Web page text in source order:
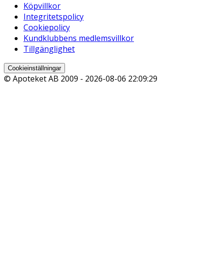
Köpvillkor
Integritetspolicy
Cookiepolicy
Kundklubbens medlemsvillkor
Tillgänglighet
Cookieinställningar
© Apoteket AB 2009 - 2026-08-06 22:09:29